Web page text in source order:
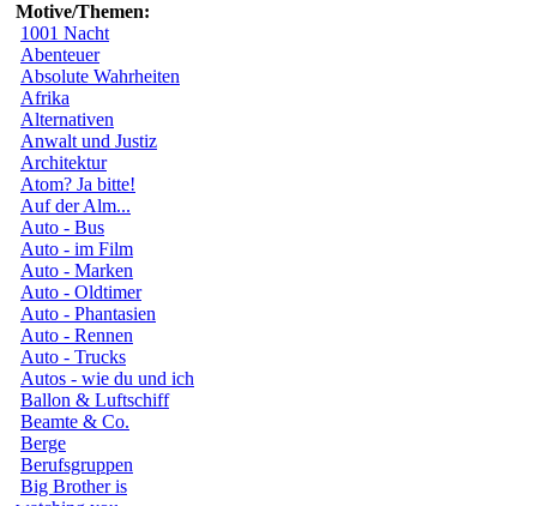
Motive/Themen:
1001 Nacht
Abenteuer
Absolute Wahrheiten
Afrika
Alternativen
Anwalt und Justiz
Architektur
Atom? Ja bitte!
Auf der Alm...
Auto - Bus
Auto - im Film
Auto - Marken
Auto - Oldtimer
Auto - Phantasien
Auto - Rennen
Auto - Trucks
Autos - wie du und ich
Ballon & Luftschiff
Beamte & Co.
Berge
Berufsgruppen
Big Brother is